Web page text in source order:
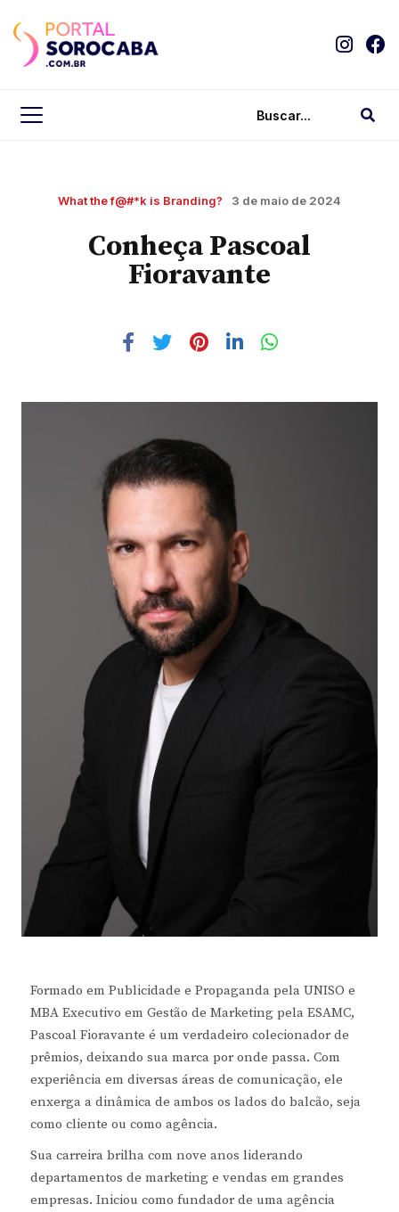
What the f@#*k is Branding? 3 de maio de 2024
Conheça Pascoal
Fioravante
Formado em Publicidade e Propaganda pela UNISO e
MBA Executivo em Gestão de Marketing pela ESAMC,
Pascoal Fioravante é um verdadeiro colecionador de
prêmios, deixando sua marca por onde passa. Com
experiência em diversas áreas de comunicação, ele
enxerga a dinâmica de ambos os lados do balcão, seja
como cliente ou como agência.
Sua carreira brilha com nove anos liderando
departamentos de marketing e vendas em grandes
empresas. Iniciou como fundador de uma agência